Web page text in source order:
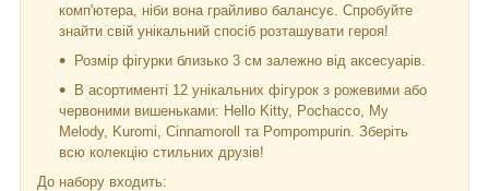
комп'ютера, ніби вона грайливо балансує. Спробуйте
знайти свій унікальний спосіб розташувати героя!
Розмір фігурки близько 3 см залежно від аксесуарів.
В асортименті 12 унікальних фігурок з рожевими або
червоними вишеньками: Hello Kitty, Pochacco, My
Melodу, Kuromi, Cinnamoroll та Pompompurin. Зберіть
всю колекцію стильних друзів!
До набору входить: